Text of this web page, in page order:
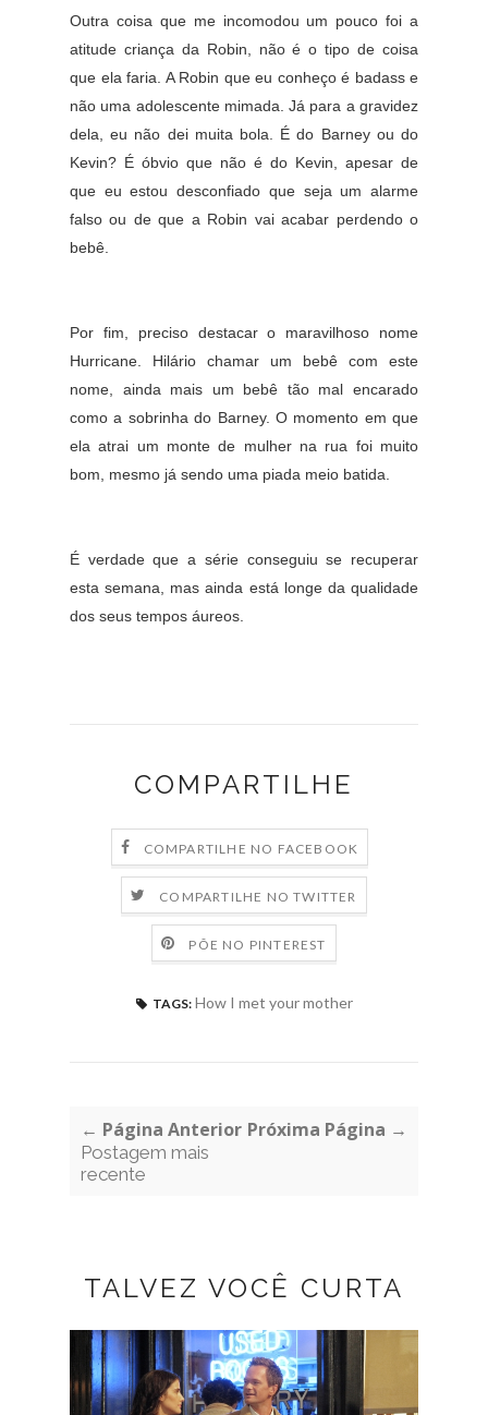
Outra coisa que me incomodou um pouco foi a
atitude criança da Robin, não é o tipo de coisa
que ela faria. A Robin que eu conheço é badass e
não uma adolescente mimada. Já para a gravidez
dela, eu não dei muita bola. É do Barney ou do
Kevin? É óbvio que não é do Kevin, apesar de
que eu estou desconfiado que seja um alarme
falso ou de que a Robin vai acabar perdendo o
bebê.
Por fim, preciso destacar o maravilhoso nome
Hurricane. Hilário chamar um bebê com este
nome, ainda mais um bebê tão mal encarado
como a sobrinha do Barney. O momento em que
ela atrai um monte de mulher na rua foi muito
bom, mesmo já sendo uma piada meio batida.
É verdade que a série conseguiu se recuperar
esta semana, mas ainda está longe da qualidade
dos seus tempos áureos.
COMPARTILHE
COMPARTILHE NO FACEBOOK
COMPARTILHE NO TWITTER
PÕE NO PINTEREST
TAGS: How I met your mother
← Página Anterior
Postagem mais
recente
Próxima Página →
TALVEZ VOCÊ CURTA